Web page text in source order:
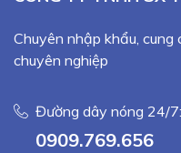
Chuyên nhập khẩu,
chuyên nghiệp
Đường dây nóng 24/7:
0909.769.656